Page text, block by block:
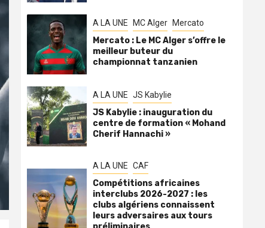
A LA UNE MC Alger Mercato
Mercato : Le MC Alger s’offre le
meilleur buteur du
championnat tanzanien
A LA UNE JS Kabylie
JS Kabylie : inauguration du
centre de formation « Mohand
Cherif Hannachi »
A LA UNE CAF
Compétitions africaines
interclubs 2026-2027 : les
clubs algériens connaissent
leurs adversaires aux tours